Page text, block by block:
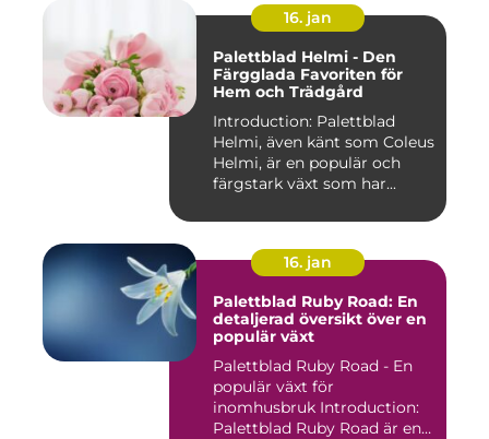
16. jan
Palettblad Helmi - Den
Färgglada Favoriten för
Hem och Trädgård
Introduction: Palettblad
Helmi, även känt som Coleus
Helmi, är en populär och
färgstark växt som har...
16. jan
Palettblad Ruby Road: En
detaljerad översikt över en
populär växt
Palettblad Ruby Road - En
populär växt för
inomhusbruk Introduction:
Palettblad Ruby Road är en